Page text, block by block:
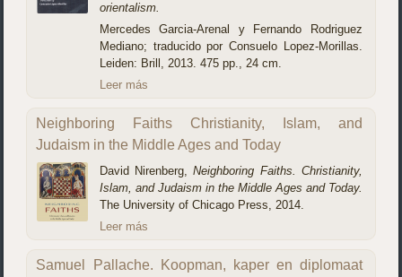
orientalism.
Mercedes Garcia-Arenal y Fernando Rodriguez
Mediano; traducido por Consuelo Lopez-Morillas.
Leiden: Brill, 2013. 475 pp., 24 cm.
Leer más
Neighboring Faiths Christianity, Islam, and
Judaism in the Middle Ages and Today
David Nirenberg,Neighboring Faiths. Christianity,
Islam, and Judaism in the Middle Ages and Today.
The University of Chicago Press, 2014.
Leer más
Samuel Pallache. Koopman, kaper en diplomaat